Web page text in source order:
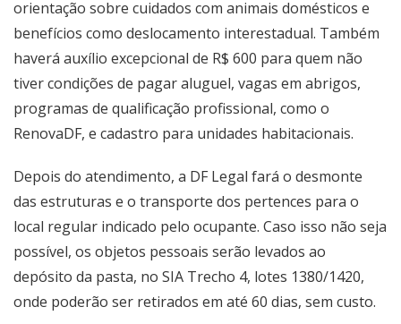
orientação sobre cuidados com animais domésticos e
benefícios como deslocamento interestadual. Também
haverá auxílio excepcional de R$ 600 para quem não
tiver condições de pagar aluguel, vagas em abrigos,
programas de qualificação profissional, como o
RenovaDF, e cadastro para unidades habitacionais.
Depois do atendimento, a DF Legal fará o desmonte
das estruturas e o transporte dos pertences para o
local regular indicado pelo ocupante. Caso isso não seja
possível, os objetos pessoais serão levados ao
depósito da pasta, no SIA Trecho 4, lotes 1380/1420,
onde poderão ser retirados em até 60 dias, sem custo.